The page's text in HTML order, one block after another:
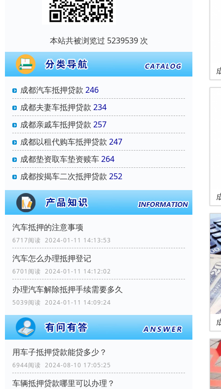
本站共被浏览过 5239539 次
成都汽车抵押贷款 246
成都夫妻车抵押贷款 234
成都亲戚车抵押贷款 257
成都以租代购车抵押贷款 247
成都垫资取车垫资赎车264
成都按揭车二次抵押贷款 252
汽车抵押的注意事项
6717阅读 2024-01-11 14:13:53
汽车怎么办理抵押登记
6701阅读 2024-01-11 14:12:02
办理汽车解除抵押手续需要多久
5039阅读 2024-01-11 14:09:24
用车子抵押贷款能贷多少？
6944阅读 2024-08-10 17:05:25
车辆抵押贷款哪里可以办理？